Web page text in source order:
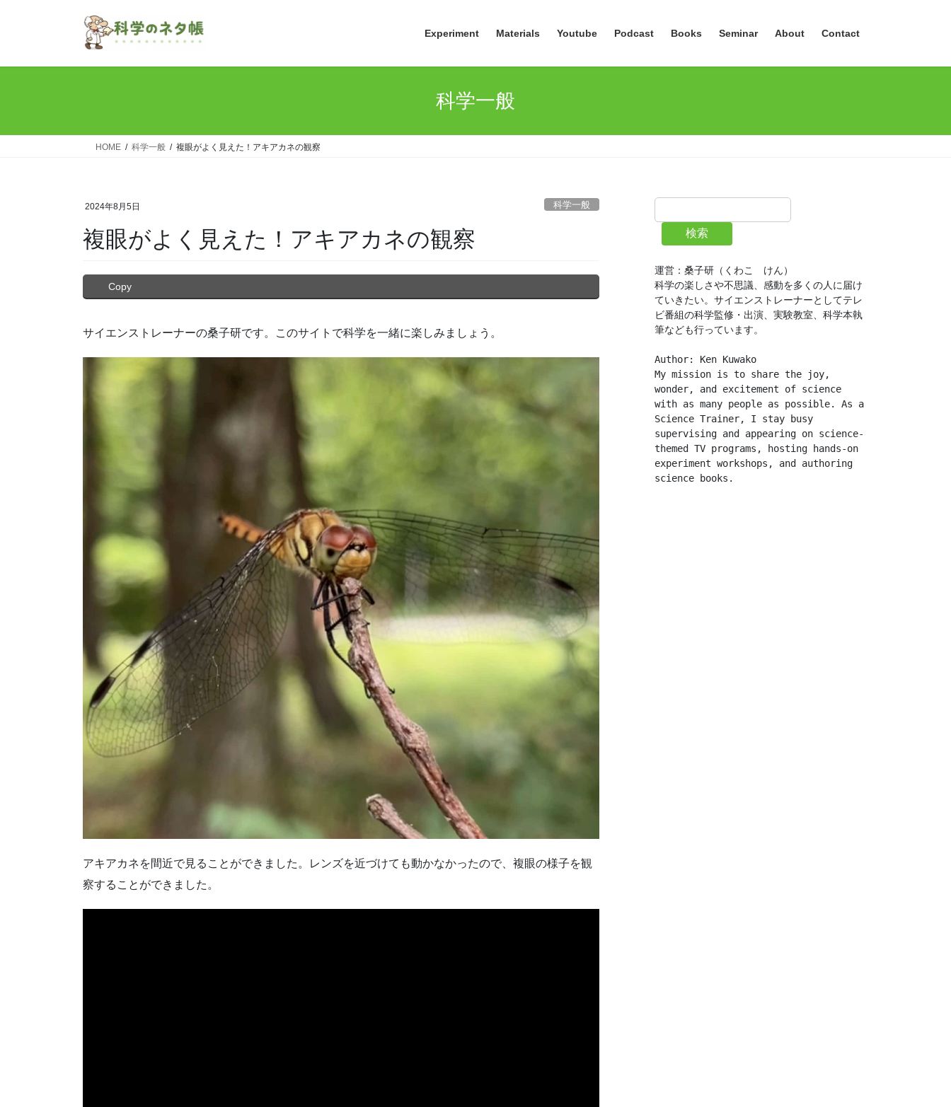
Experiment Materials Youtube Podcast Books Seminar About Contact
科学一般
HOME 科学一般 複眼がよく見えた！アキアカネの観察
2024年8月5日 科学一般
複眼がよく見えた！アキアカネの観察
Copy
サイエンストレーナーの桑子研です。このサイトで科学を一緒に楽しみましょう。
アキアカネを間近で見ることができました。レンズを近づけても動かなかったので、複眼の様子を観
察することができました。
検索
運営：桑子研（くわこ　けん）
科学の楽しさや不思議、感動を多くの人に届け
ていきたい。サイエンストレーナーとしてテレ
ビ番組の科学監修・出演、実験教室、科学本執
筆なども行っています。
Author: Ken Kuwako
My mission is to share the joy,
wonder, and excitement of science
with as many people as possible. As a
Science Trainer, I stay busy
supervising and appearing on science-
themed TV programs, hosting hands-on
experiment workshops, and authoring
science books.